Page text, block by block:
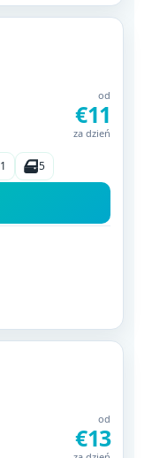
od
€11
za dzień
1 5
od
€13